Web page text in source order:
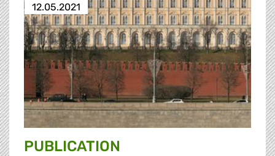
12.05.2021
PUBLICATION